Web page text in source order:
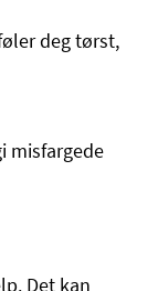
deg tørst,
misfargede